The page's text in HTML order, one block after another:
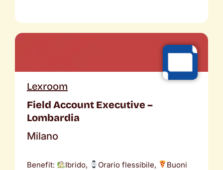
Lexroom
Field Account Executive –
Lombardia
Milano
Benefit: Ibrido, Orario flessibile,
Buoni